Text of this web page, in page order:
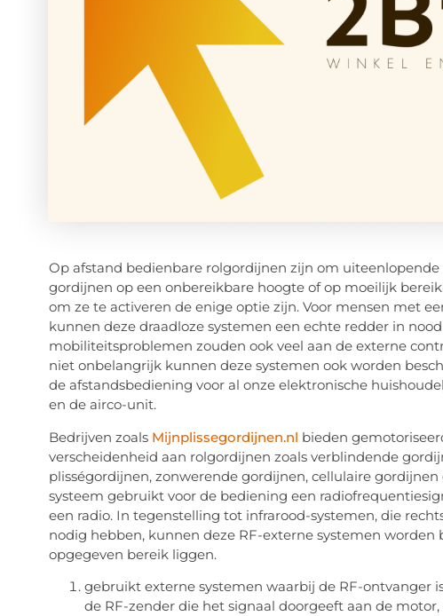
Op afstand bedienbare rolgordijnen zijn om
gordijnen op een onbereikbare hoogte of op moeilijk
om ze te activeren de enige optie zijn. Voor mensen met
kunnen deze draadloze systemen een echte redder in
mobiliteitsproblemen zouden ook veel aan de externe
niet onbelangrijk kunnen deze systemen ook worden
de afstandsbediening voor al onze elektronische
en de airco-unit.
Bedrijven zoals Mijnplissegordijnen.nl bieden
verscheidenheid aan rolgordijnen zoals verblindende
plisségordijnen, zonwerende gordijnen, cellulaire
systeem gebruikt voor de bediening een
een radio. In tegenstelling tot infrarood-systemen, die
nodig hebben, kunnen deze RF-externe systemen
opgegeven bereik liggen.
gebruikt externe systemen waarbij de RF-ontvanger
de RF-zender die het signaal doorgeeft aan de